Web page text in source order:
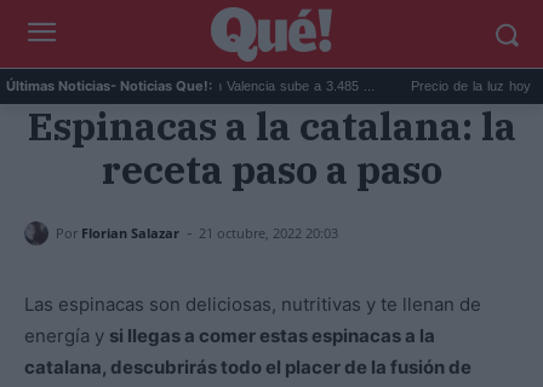
Últimas Noticias- Noticias Que!:
El precio de la vivienda en Valencia sube a 3.485 ... Precio de la luz hoy,
Espinacas a la catalana: la
receta paso a paso
Por Florian Salazar - 21 octubre, 2022 20:03
Las espinacas son deliciosas, nutritivas y te llenan de
energía y si llegas a comer estas espinacas a la
catalana, descubrirás todo el placer de la fusión de